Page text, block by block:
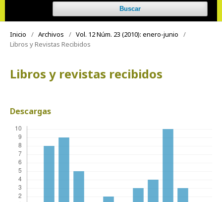
Buscar
Inicio / Archivos / Vol. 12 Núm. 23 (2010): enero-junio
/
Libros y Revistas Recibidos
Libros y revistas recibidos
Descargas